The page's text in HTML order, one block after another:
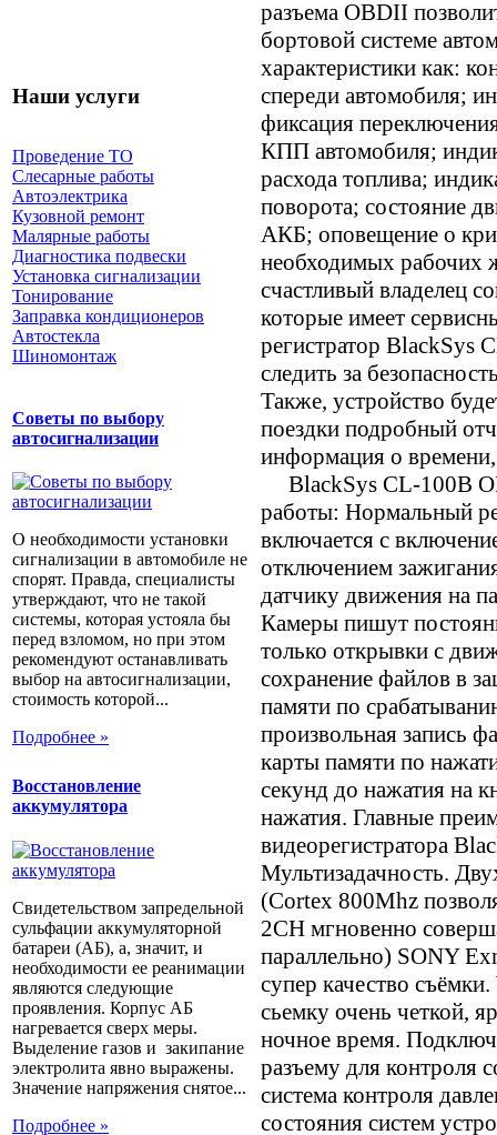
Наши услуги
Проведение ТО
Слесарные работы
Автоэлектрика
Кузовной ремонт
Малярные работы
Диагностика подвески
Установка сигнализации
Тонирование
Заправка кондиционеров
Автостекла
Шиномонтаж
Советы по выбору
автосигнализации
О необходимости установки
сигнализации в автомобиле не
спорят. Правда, специалисты
утверждают, что не такой
системы, которая устояла бы
перед взломом, но при этом
рекомендуют останавливать
выбор на автосигнализации,
стоимость которой...
Подробнее »
Восстановление
аккумулятора
Свидетельством запредельной
сульфации аккумуляторной
батареи (АБ), а, значит, и
необходимости ее реанимации
являются следующие
проявления. Корпус АБ
нагревается сверх меры.
Выделение газов и закипание
электролита явно выражены.
Значение напряжения снятое...
Подробнее »
разъема OBDII
бортовой системе
характеристики как:
спереди автомобиля;
фиксация
КПП автомобиля;
расхода топлива;
поворота; состояние
АКБ; оповещение о
необходимых
счастливый владелец
которые имеет
регистратор BlackSys
следить за
Также, устройство
поездки подробный
информация о
BlackSys CL-100B
работы: Нормальный
включается с
отключением
датчику движения на
Камеры пишут
только открывки с
сохранение файлов в
памяти по
произвольная запись
карты памяти по
секунд до нажатия на
нажатия. Главные
видеорегистратора
Мультизадачность.
(Cortex 800Mhz
2CH мгновенно
параллельно) SONY
супер качество
сьемку очень четкой,
ночное время.
разъему для контроля
система контроля
состояния систем